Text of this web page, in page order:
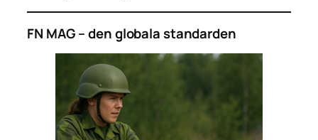
FN MAG – den globala standarden